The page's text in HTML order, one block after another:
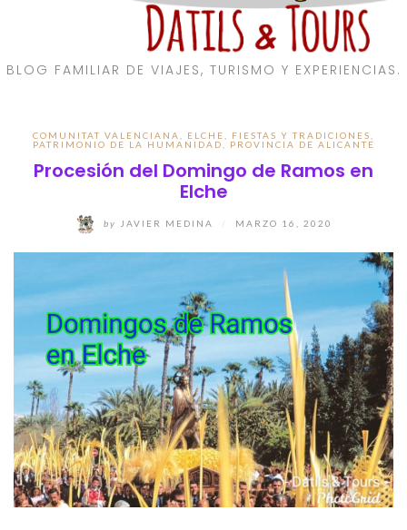
BLOG FAMILIAR DE VIAJES, TURISMO Y EXPERIENCIAS.
COMUNITAT VALENCIANA ELCHE FIESTAS Y TRADICIONES
PATRIMONIO DE LA HUMANIDAD
PROVINCIA DE ALICANTE
Procesión del Domingo de Ramos en
Elche
by JAVIER MEDINA MARZO 16, 2020